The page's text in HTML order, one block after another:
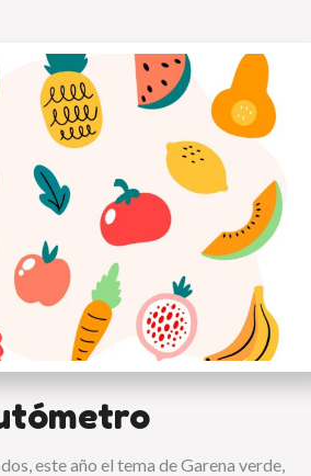
este año el tema de Garena verde,